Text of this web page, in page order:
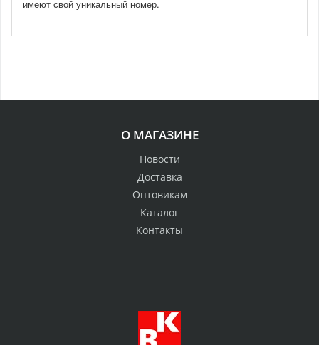
имеют свой уникальный номер.
О МАГАЗИНЕ
Новости
Доставка
Оптовикам
Каталог
Контакты